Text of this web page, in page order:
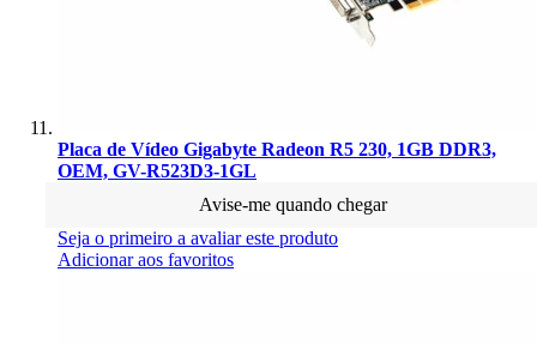
Placa de Vídeo Gigabyte Radeon R5 230, 1GB DDR3,
OEM, GV-R523D3-1GL
Avise-me quando chegar
Seja o primeiro a avaliar este produto
Adicionar aos favoritos